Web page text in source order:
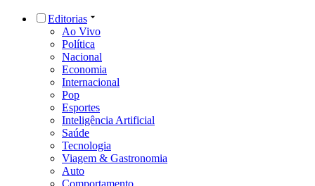
Editorias
Ao Vivo
Política
Nacional
Economia
Internacional
Pop
Esportes
Inteligência Artificial
Saúde
Tecnologia
Viagem & Gastronomia
Auto
Comportamento